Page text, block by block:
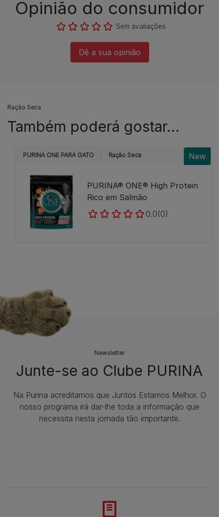
Opinião do consumidor​
Sem avaliações​
Dê a sua opinião​
Ração Seca
Também poderá gostar…
New
PURINA ONE PARA GATO Ração Seca
PURINA® ONE® High Protein
Rico em Salmão
0.0(0)
Newsletter
Junte-se ao Clube PURINA
Na Purina acreditamos que Juntos Estamos Melhor. O
nosso programa irá dar-lhe toda a informação que
necessita nesta jornada tão importante.